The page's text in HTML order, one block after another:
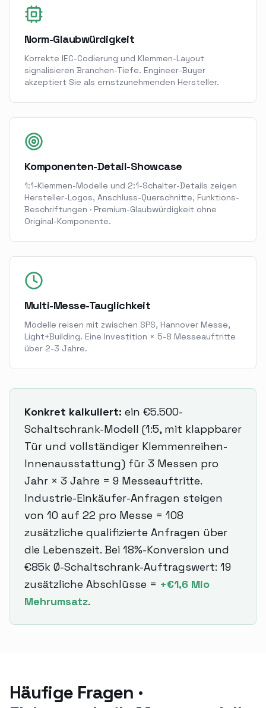
Norm-Glaubwürdigkeit
Korrekte IEC-Codierung und Klemmen-Layout
signalisieren Branchen-Tiefe. Engineer-Buyer
akzeptiert Sie als ernstzunehmenden Hersteller.
Komponenten-Detail-Showcase
1:1-Klemmen-Modelle und 2:1-Schalter-Details zeigen
Hersteller-Logos, Anschluss-Querschnitte, Funktions-
Beschriftungen · Premium-Glaubwürdigkeit ohne
Original-Komponente.
Multi-Messe-Tauglichkeit
Modelle reisen mit zwischen SPS, Hannover Messe,
Light+Building. Eine Investition × 5-8 Messeauftritte
über 2-3 Jahre.
Konkret kalkuliert: ein €5.500-
Schaltschrank-Modell (1:5, mit klappbarer
Tür und vollständiger Klemmenreihen-
Innenausstattung) für 3 Messen pro
Jahr × 3 Jahre = 9 Messeauftritte.
Industrie-Einkäufer-Anfragen steigen
von 10 auf 22 pro Messe = 108
zusätzliche qualifizierte Anfragen über
die Lebenszeit. Bei 18%-Konversion und
€85k Ø-Schaltschrank-Auftragswert: 19
zusätzliche Abschlüsse = +€1,6 Mio
Mehrumsatz.
Häufige Fragen ·